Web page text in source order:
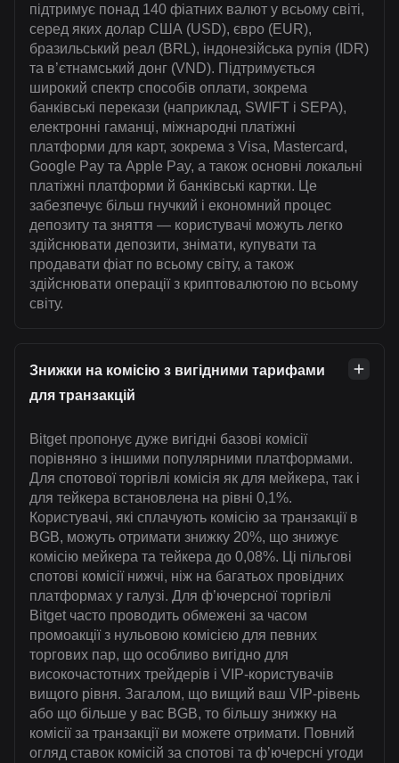
підтримує понад 140 фіатних валют у всьому світі,
серед яких долар США (USD), євро (EUR),
бразильський реал (BRL), індонезійська рупія (IDR)
та в’єтнамський донг (VND). Підтримується
широкий спектр способів оплати, зокрема
банківські перекази (наприклад, SWIFT і SEPA),
електронні гаманці, міжнародні платіжні
платформи для карт, зокрема з Visa, Mastercard,
Google Pay та Apple Pay, а також основні локальні
платіжні платформи й банківські картки. Це
забезпечує більш гнучкий і економний процес
депозиту та зняття — користувачі можуть легко
здійснювати депозити, знімати, купувати та
продавати фіат по всьому світу, а також
здійснювати операції з криптовалютою по всьому
світу.
Знижки на комісію з вигідними тарифами
для транзакцій
Bitget пропонує дуже вигідні базові комісії
порівняно з іншими популярними платформами.
Для спотової торгівлі комісія як для мейкера, так і
для тейкера встановлена на рівні 0,1%.
Користувачі, які сплачують комісію за транзакції в
BGB, можуть отримати знижку 20%, що знижує
комісію мейкера та тейкера до 0,08%. Ці пільгові
спотові комісії нижчі, ніж на багатьох провідних
платформах у галузі. Для ф’ючерсної торгівлі
Bitget часто проводить обмежені за часом
промоакції з нульовою комісією для певних
торгових пар, що особливо вигідно для
високочастотних трейдерів і VIP-користувачів
вищого рівня. Загалом, що вищий ваш VIP-рівень
або що більше у вас BGB, то більшу знижку на
комісії за транзакції ви можете отримати. Повний
огляд ставок комісій за спотові та ф’ючерсні угоди